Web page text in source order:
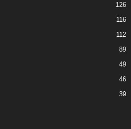
126
116
112
89
49
46
39